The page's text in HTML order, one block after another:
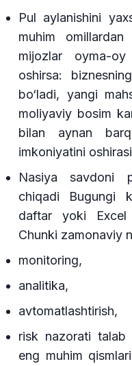
Pul aylanishini
muhim
mijozlar oyma-
oshirsa:
bo‘ladi, yangi
moliyaviy bosim
bilan aynan
imkoniyatini
Nasiya savdoni
chiqadi Bugungi
daftar yoki Excel
Chunki zamonaviy
monitoring,
analitika,
avtomatlashtirish,
risk nazorati talab
eng muhim